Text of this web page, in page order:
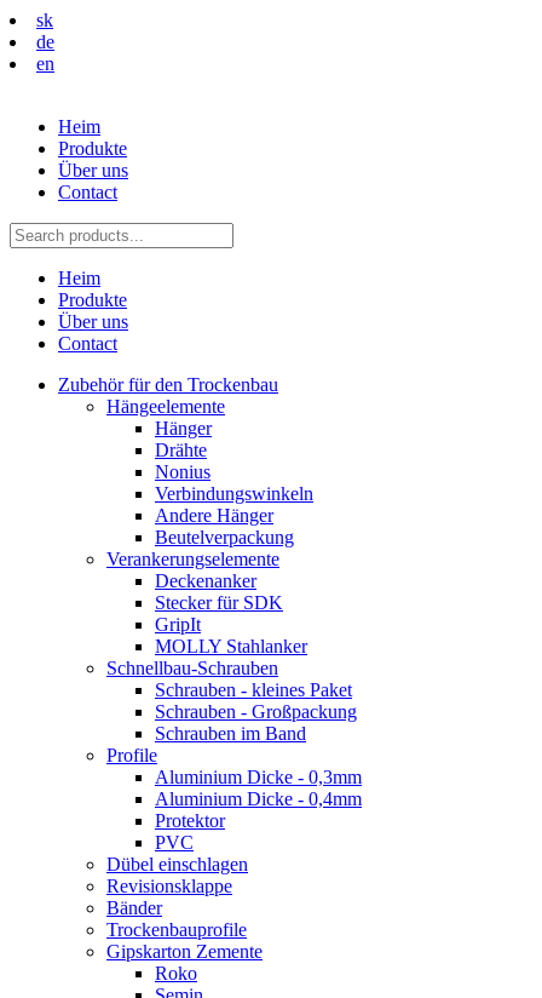
sk
de
en
Heim
Produkte
Über uns
Contact
Heim
Produkte
Über uns
Contact
Zubehör für den Trockenbau
Hängeelemente
Hänger
Drähte
Nonius
Verbindungswinkeln
Andere Hänger
Beutelverpackung
Verankerungselemente
Deckenanker
Stecker für SDK
GripIt
MOLLY Stahlanker
Schnellbau-Schrauben
Schrauben - kleines Paket
Schrauben - Großpackung
Schrauben im Band
Profile
Aluminium Dicke - 0,3mm
Aluminium Dicke - 0,4mm
Protektor
PVC
Dübel einschlagen
Revisionsklappe
Bänder
Trockenbauprofile
Gipskarton Zemente
Roko